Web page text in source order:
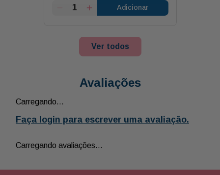
Adicionar
Ver todos
Avaliações
Carregando…
Faça login para escrever uma avaliação.
Carregando avaliações…